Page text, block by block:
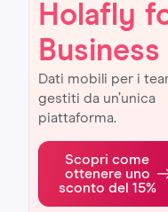
Holafly
Business
Dati mobili per i
gestiti da un’unica
piattaforma.
Scopri come
ottenere uno
sconto del 15%